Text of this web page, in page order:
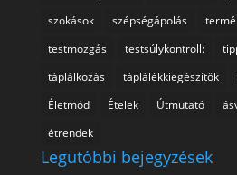
szokások
szépségápolás
testmozgás
testsúlykontroll:
táplálkozás
táplálékkiegészítők
Életmód
Ételek Útmutató
étrendek
Legutóbbi bejegyzések